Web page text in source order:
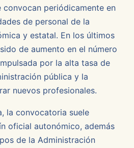
convocan periódicamente en
de personal de la
y estatal. En los últimos
de aumento en el número
por la alta tasa de
pública y la
nuevos profesionales.
la convocatoria suele
oficial autonómico, además
de la Administración